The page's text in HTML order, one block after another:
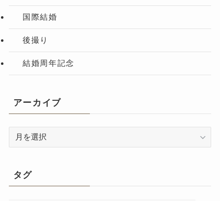
国際結婚
後撮り
結婚周年記念
アーカイブ
ブ
タグ